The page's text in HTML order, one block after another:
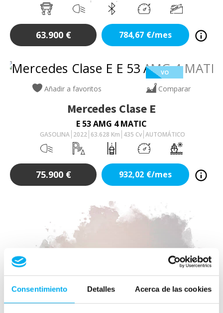
Consentimiento Detalles Acerca de las cookies
AUTOMÁTICO
63.900 € 784,67 €/mes
VO
Añadir a favoritos Comparar
Mercedes Clase E
E 53 AMG 4 MATIC
GASOLINA 2022 63.628 Km 435 Cv AUTOMÁTICO
75.900 € 932,02 €/mes